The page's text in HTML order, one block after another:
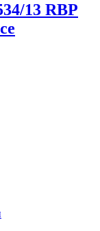
13 RBP